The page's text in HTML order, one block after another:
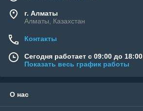
г. Алматы
Алматы, Казахстан
Контакты
Сегодня работает с 09:00 до 18:00
Показать весь график работы
О нас